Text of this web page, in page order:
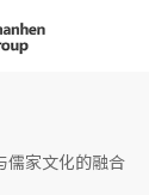
儒家文化的融合